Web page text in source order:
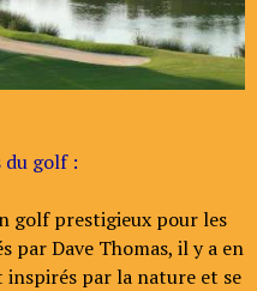
du golf :
golf prestigieux pour les
par Dave Thomas, il y a en
par la nature et se